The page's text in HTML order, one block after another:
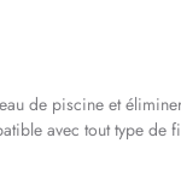
de piscine et
avec tout type de